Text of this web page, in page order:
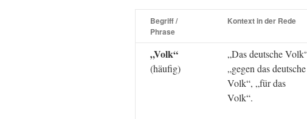
Begriff /
Phrase
Kontext in der Rede
„Volk“
(häufig)
„Das deutsche
„gegen das deutsche
Volk“, „für das
Volk“.